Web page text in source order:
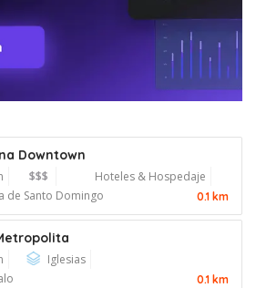
Downtown
$$$
Hoteles & Hospedaje
de Santo Domingo
0.1 km
Iglesias
0.1 km